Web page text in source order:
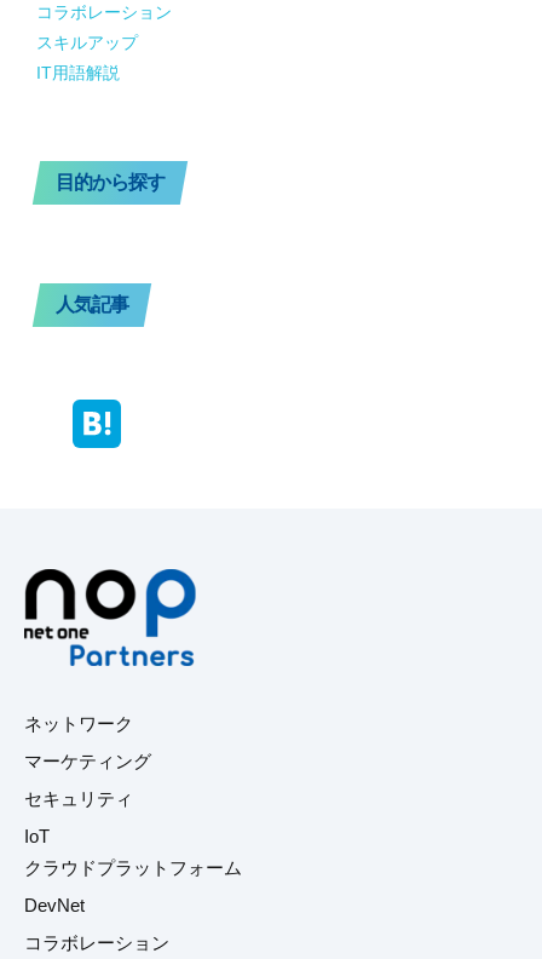
コラボレーション
スキルアップ
IT用語解説
目的から探す
人気記事
ネットワーク
マーケティング
セキュリティ
IoT
クラウドプラットフォーム
DevNet
コラボレーション